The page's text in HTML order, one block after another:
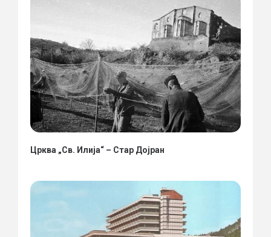
Црква „Св. Илија“ – Стар Дојран